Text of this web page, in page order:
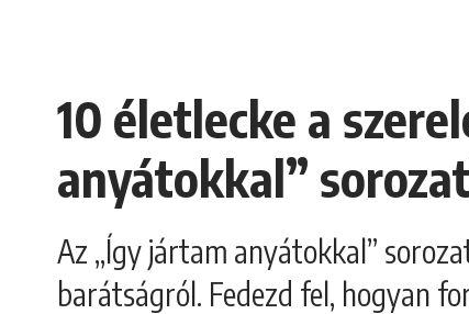
10 életlecke a
anyátokkal”
Az „Így jártam anyátokkal”
barátságról. Fedezd fel, hogyan